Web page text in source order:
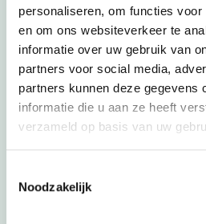
personaliseren, om functies
en om ons websiteverkeer te
informatie over uw gebruik van
partners voor social media,
partners kunnen deze gegevens
informatie die u aan ze heeft
verzameld op basis van uw
Noodzakelijk
Wist je dat in Friesland
het zand, wielsporen van
kleintje!